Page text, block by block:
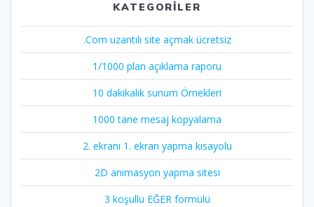
KATEGORILER
.Com uzantılı site açmak ücretsiz
1/1000 plan açıklama raporu
10 dakikalık sunum Örnekleri
1000 tane mesaj kopyalama
2. ekranı 1. ekran yapma kısayolu
2D animasyon yapma sitesi
3 koşullu EĞER formülü